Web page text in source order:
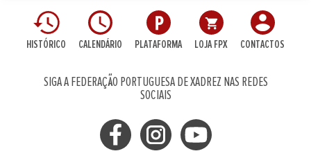
HISTÓRICO CALENDÁRIO PLATAFORMA LOJA FPX CONTACTOS
SIGA A FEDERAÇÃO PORTUGUESA DE XADREZ NAS REDES
SOCIAIS